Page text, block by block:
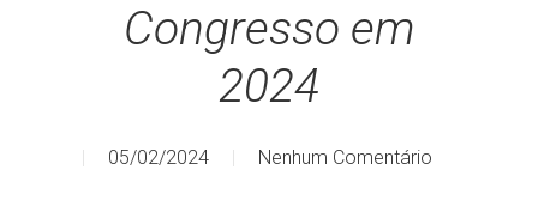
Congresso em
2024
05/02/2024 Nenhum Comentário